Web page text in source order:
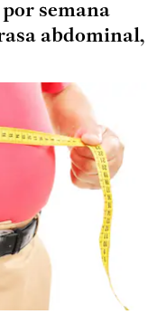
semana
abdominal,